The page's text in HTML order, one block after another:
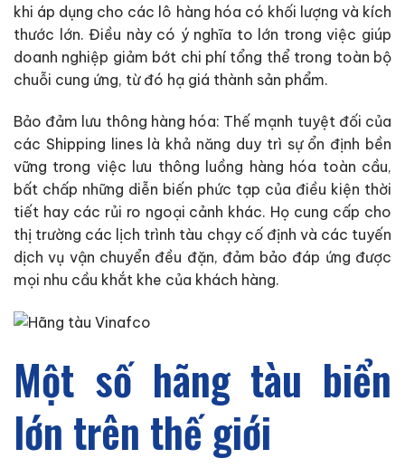
khi áp dụng cho các lô hàng hóa có khối lượng và kích
thước lớn. Điều này có ý nghĩa to lớn trong việc giúp
doanh nghiệp giảm bớt chi phí tổng thể trong toàn bộ
chuỗi cung ứng, từ đó hạ giá thành sản phẩm.
Bảo đảm lưu thông hàng hóa: Thế mạnh tuyệt đối của
các Shipping lines là khả năng duy trì sự ổn định bền
vững trong việc lưu thông luồng hàng hóa toàn cầu,
bất chấp những diễn biến phức tạp của điều kiện thời
tiết hay các rủi ro ngoại cảnh khác. Họ cung cấp cho
thị trường các lịch trình tàu chạy cố định và các tuyến
dịch vụ vận chuyển đều đặn, đảm bảo đáp ứng được
mọi nhu cầu khắt khe của khách hàng.
Một số hãng tàu biển
lớn trên thế giới